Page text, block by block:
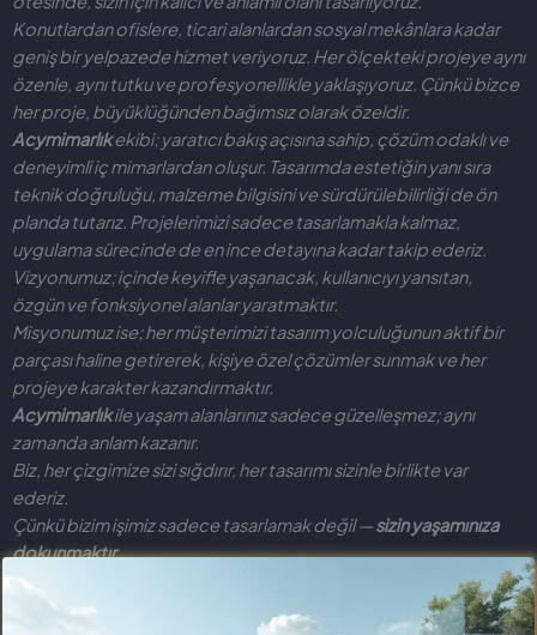
Konutlardan ofislere, ticari alanlardan sosyal mekânlara kadar
geniş bir yelpazede hizmet veriyoruz. Her ölçekteki projeye aynı
özenle, aynı tutku ve profesyonellikle yaklaşıyoruz. Çünkü bizce
her proje, büyüklüğünden bağımsız olarak özeldir.
Acymimarlıkekibi; yaratıcı bakış açısına sahip, çözüm odaklı ve
deneyimli iç mimarlardan oluşur. Tasarımda estetiğin yanı sıra
teknik doğruluğu, malzeme bilgisini ve sürdürülebilirliği de ön
planda tutarız. Projelerimizi sadece tasarlamakla kalmaz,
uygulama sürecinde de en ince detayına kadar takip ederiz.
Vizyonumuz; içinde keyifle yaşanacak, kullanıcıyı yansıtan,
özgün ve fonksiyonel alanlar yaratmaktır.
Misyonumuz ise; her müşterimizi tasarım yolculuğunun aktif bir
parçası haline getirerek, kişiye özel çözümler sunmak ve her
projeye karakter kazandırmaktır.
Acymimarlıkile yaşam alanlarınız sadece güzelleşmez; aynı
zamanda anlam kazanır.
Biz, her çizgimize sizi sığdırır, her tasarımı sizinle birlikte var
ederiz.
Çünkü bizim işimiz sadece tasarlamak değil —sizin yaşamınıza
dokunmaktır.